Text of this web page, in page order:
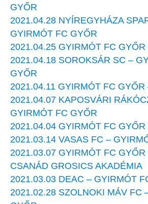
GYŐR
2021.04.28 NYÍREGYHÁZA
GYIRMÓT FC GYŐR
2021.04.25 GYIRMÓT FC
2021.04.18 SOROKSÁR SC –
GYŐR
2021.04.11 GYIRMÓT FC GYŐR
2021.04.07 KAPOSVÁRI
GYIRMÓT FC GYŐR
2021.04.04 GYIRMÓT FC GYŐR
2021.03.14 VASAS FC –
2021.03.07 GYIRMÓT FC
CSANÁD GROSICS AKADÉMIA
2021.03.03 DEAC – GYIRMÓT
2021.02.28 SZOLNOKI MÁV FC